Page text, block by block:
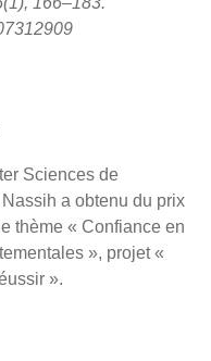
Sciences de
a obtenu du prix
thème « Confiance en
», projet «
».